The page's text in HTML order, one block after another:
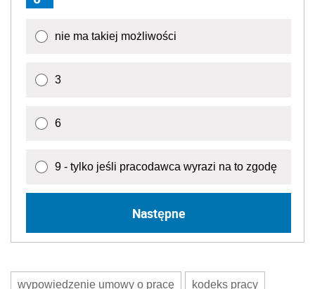
nie ma takiej możliwości
3
6
9 - tylko jeśli pracodawca wyrazi na to zgodę
Następne
wypowiedzenie umowy o pracę kodeks pracy